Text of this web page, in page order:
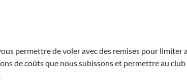
permettre de voler avec des remises pour limiter
de coûts que nous subissons et permettre au club